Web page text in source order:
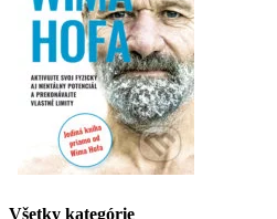
Všetky kategórie